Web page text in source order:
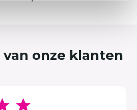
onze klanten